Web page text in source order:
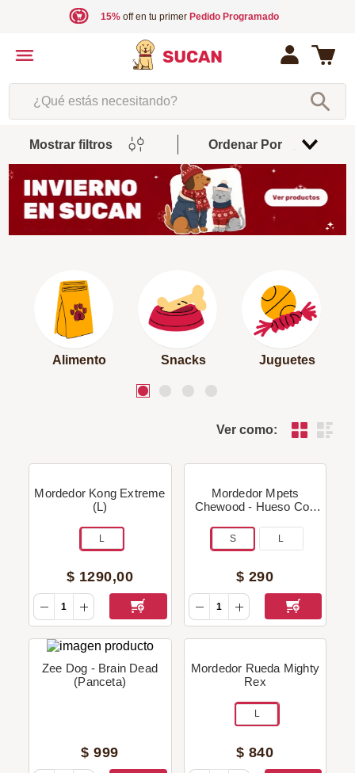
15%off en tu primer Pedido Programado
¿Qué estás necesitando?
Mostrar filtros Ordenar Por
Relevancia
Alimento Snacks Juguetes
Ver como:
Mordedor Kong Extreme
(L)
L
$ 1290,00
Mordedor Mpets
Chewood - Hueso Con
S L
$ 290
Zee Dog - Brain Dead
(Panceta)
$ 999
Mordedor Rueda Mighty
Rex
L
$ 840